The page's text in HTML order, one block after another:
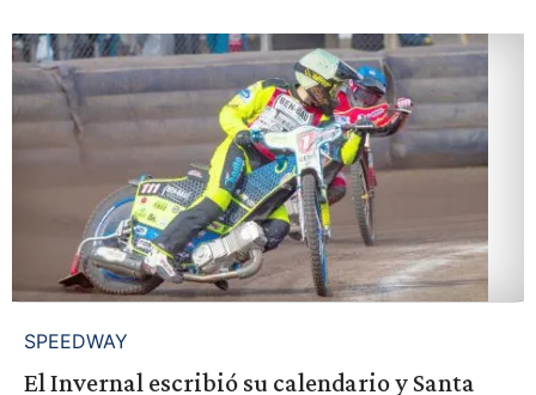
SPEEDWAY
El Invernal escribió su calendario y Santa